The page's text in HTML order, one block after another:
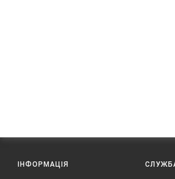
ІНФОРМАЦІЯ